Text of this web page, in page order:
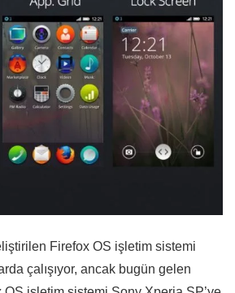
Firefox OS işletim sistemi
çalışıyor, ancak bugün gelen